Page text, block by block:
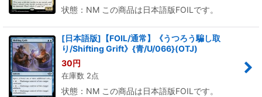
状態：NM この商品は日本語版FOILです。
[日本語版]【FOIL/通常】《うつろう騙し取
り/Shifting Grift》{青/U/066}(OTJ)
30円
在庫数 2点
状態：NM この商品は日本語版FOILです。